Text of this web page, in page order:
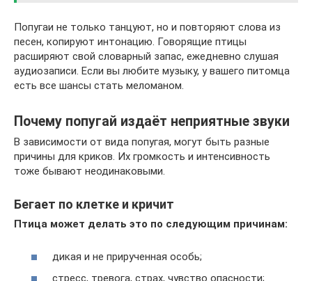
Попугаи не только танцуют, но и повторяют слова из
песен, копируют интонацию. Говорящие птицы
расширяют свой словарный запас, ежедневно слушая
аудиозаписи. Если вы любите музыку, у вашего питомца
есть все шансы стать меломаном.
Почему попугай издаёт неприятные звуки
В зависимости от вида попугая, могут быть разные
причины для криков. Их громкость и интенсивность
тоже бывают неодинаковыми.
Бегает по клетке и кричит
Птица может делать это по следующим причинам:
дикая и не прирученная особь;
стресс, тревога, страх, чувство опасности;